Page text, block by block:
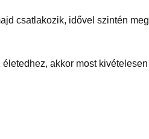
csatlakozik, idővel szintén meg
akkor most kivételesen